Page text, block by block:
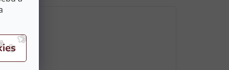
je sou